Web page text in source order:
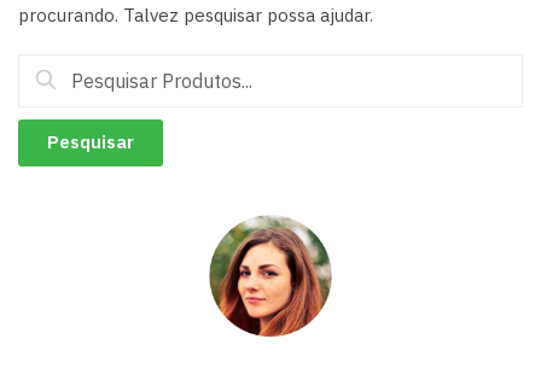
procurando. Talvez pesquisar possa ajudar.
Pesquisar